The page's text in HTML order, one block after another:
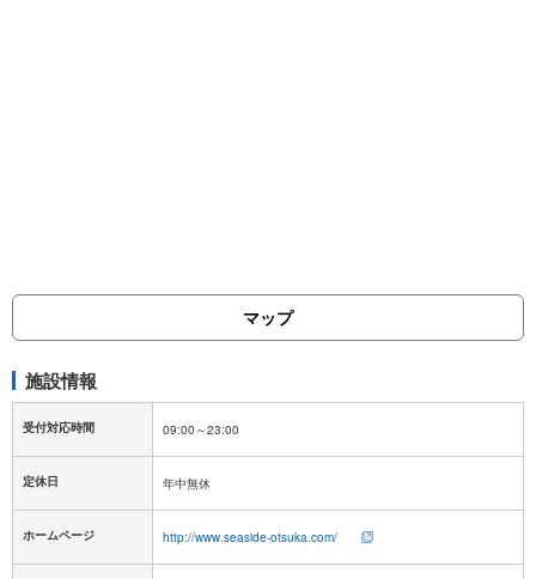
マップ
施設情報
受付対応時間
定休日
ホームページ http://www.seaside-otsuka.com/